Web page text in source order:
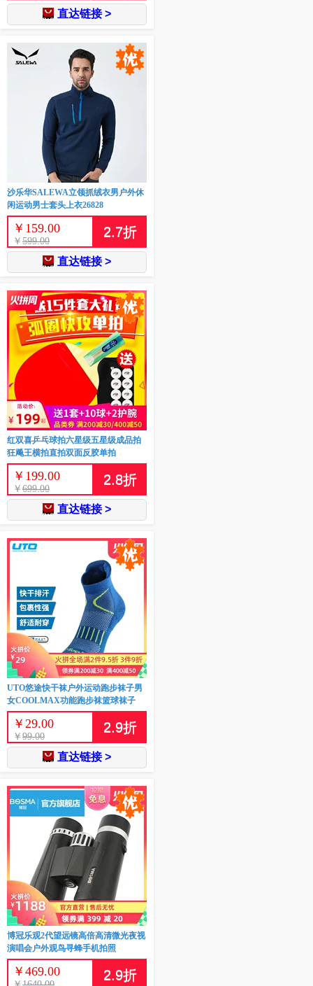
直达链接 >
沙乐华SALEWA立领抓绒衣男户外休
闲运动男士套头上衣26828
￥ 159.00
￥ 599.00
2.7折
直达链接 >
红双喜乒乓球拍六星级五星级成品拍
狂飚王横拍直拍双面反胶单拍
￥ 199.00
￥ 699.00
2.8折
直达链接 >
UTO悠途快干袜户外运动跑步袜子男
女COOLMAX功能跑步袜篮球袜子
￥ 29.00
￥ 99.00
2.9折
直达链接 >
博冠乐观2代望远镜高倍高清微光夜视
演唱会户外观鸟寻蜂手机拍照
￥ 469.00 2.9折